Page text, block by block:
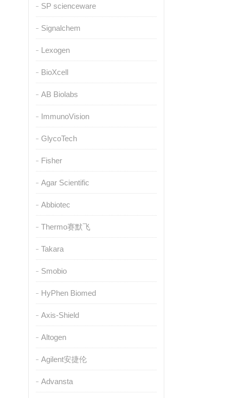
SP scienceware
Signalchem
Lexogen
BioXcell
AB Biolabs
ImmunoVision
GlycoTech
Fisher
Agar Scientific
Abbiotec
Thermo赛默飞
Takara
Smobio
HyPhen Biomed
Axis-Shield
Altogen
Agilent安捷伦
Advansta